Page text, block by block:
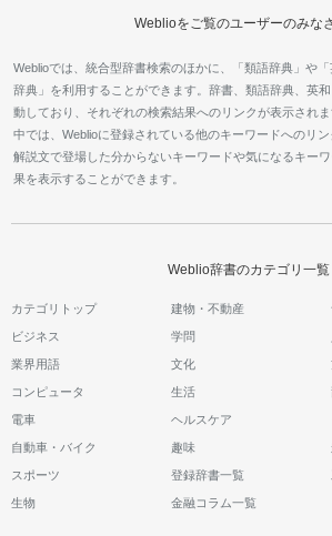
Weblioをご覧のユーザーのみな
Weblioでは、統合型辞書検索のほかに、「類語辞典」や
辞典」を利用することができます。辞書、類語辞典、英
動しており、それぞれの検索結果へのリンクが表示され
中では、Weblioに登録されている他のキーワードへのリン
解説文で登場した分からないキーワードや気になるキー
果を表示することができます。
Weblio辞書のカテゴリ一覧
カテゴリトップ 建物・不動産
ビジネス 学問
業界用語 文化
コンピュータ 生活
電車 ヘルスケア
自動車・バイク 趣味
スポーツ 登録辞書一覧
生物 金融コラム一覧